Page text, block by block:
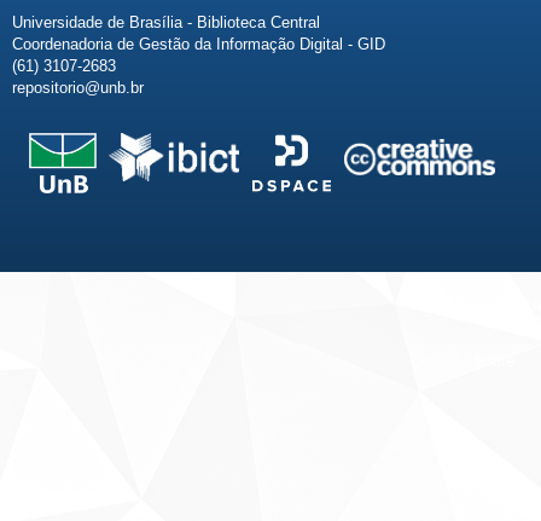
Universidade de Brasília - Biblioteca Central
Coordenadoria de Gestão da Informação Digital - GID
(61) 3107-2683
repositorio@unb.br